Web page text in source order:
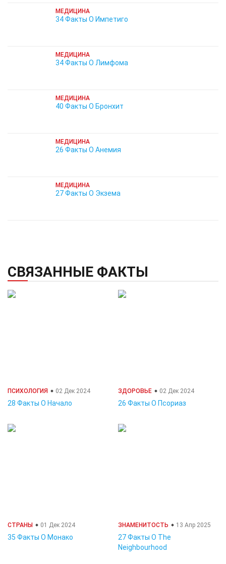
МЕДИЦИНА
34 Факты О Импетиго
МЕДИЦИНА
34 Факты О Лимфома
МЕДИЦИНА
40 Факты О Бронхит
МЕДИЦИНА
26 Факты О Анемия
МЕДИЦИНА
27 Факты О Экзема
СВЯЗАННЫЕ ФАКТЫ
ПСИХОЛОГИЯ 02 Дек 2024
28 Факты О Начало
ЗДОРОВЬЕ 02 Дек 2024
26 Факты О Псориаз
СТРАНЫ 01 Дек 2024
35 Факты О Монако
ЗНАМЕНИТОСТЬ 13 Апр 2025
27 Факты О The
Neighbourhood